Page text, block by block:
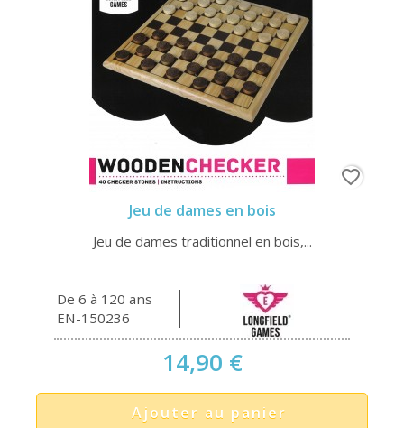
Jeu de dames en bois
Jeu de dames traditionnel en bois,...
De 6 à 120 ans
EN-150236
14,90 €
Ajouter au panier
favorite_border